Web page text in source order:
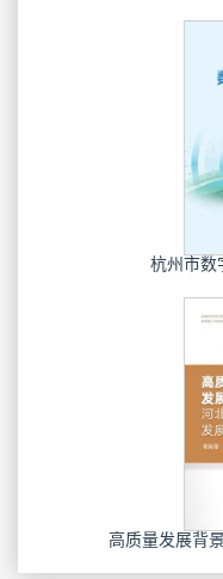
杭州市数
高质量发展背